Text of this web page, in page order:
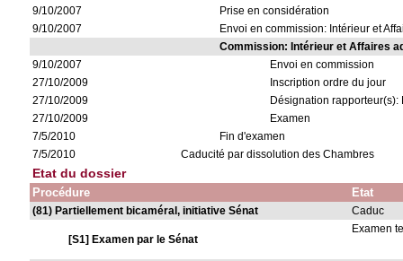
9/10/2007
Prise en considération
9/10/2007
Envoi en commission: Intérieur et
Commission: Intérieur et Affaires
9/10/2007
Envoi en commission
27/10/2009
Inscription ordre du jour
27/10/2009
Désignation rapporteur(s):
27/10/2009
Examen
7/5/2010
Fin d'examen
7/5/2010
Caducité par dissolution des Chambres
Etat du dossier
Procédure Etat
(81) Partiellement bicaméral, initiative Sénat Caduc
[S1] Examen par le Sénat
Examen